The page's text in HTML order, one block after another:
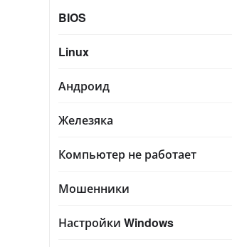
BIOS
Linux
Андроид
Железяка
Компьютер не работает
Мошенники
Настройки Windows